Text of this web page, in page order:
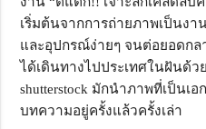
เริ่มต้นจากการถ่ายภาพเป็นงา
และอุปกรณ์ง่ายๆ จนต่อยอดกล
ได้เดินทางไปประเทศในฝันด้
shutterstock มักนำภาพที่เป็นเ
บทความอยู่ครั้งแล้วครั้งเล่า